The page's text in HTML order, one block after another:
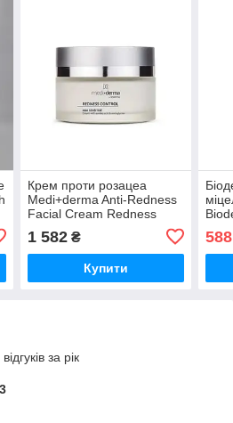
Крем проти розацеа
Medi+derma Anti-Redness
Facial Cream Redness
1 582₴
Купити
за рік